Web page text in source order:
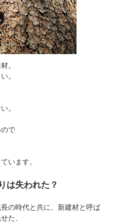
。
。
。
で
います。
は失われた？
の時代と共に、新建材と呼ば
た、